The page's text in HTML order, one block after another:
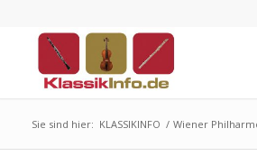
Sie sind hier: KLASSIKINFO / Wiener